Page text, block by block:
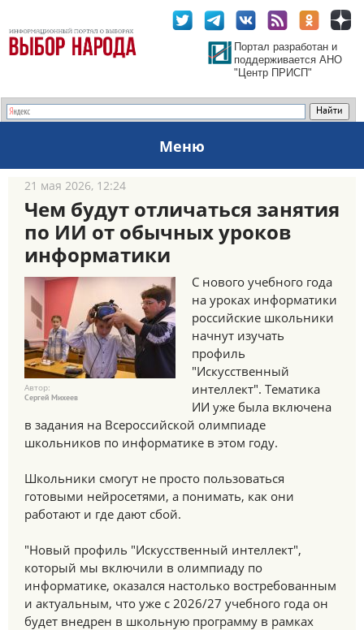
Портал разработан и
поддерживается АНО
"Центр ПРИСП"
Меню
21 мая 2026, 12:24
Чем будут отличаться занятия
по ИИ от обычных уроков
информатики
Автор:
Сергей Михеев
С нового учебного года
на уроках информатики
российские школьники
начнут изучать
профиль
"Искусственный
интеллект". Тематика
ИИ уже была включена
в задания на Всероссийской олимпиаде
школьников по информатике в этом году.
Школьники смогут не просто пользоваться
готовыми нейросетями, а понимать, как они
работают и где дают сбой.
"Новый профиль "Искусственный интеллект",
который мы включили в олимпиаду по
информатике, оказался настолько востребованным
и актуальным, что уже с 2026/27 учебного года он
будет внедрен в школьную программу в рамках